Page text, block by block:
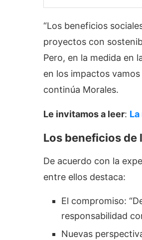
“Los beneficios
proyectos con
Pero, en la medida en
en los impactos
continúa Morales.
Le invitamos a leer:
Los beneficios de
De acuerdo con la
entre ellos destaca:
El compromiso:
responsabilidad
Nuevas